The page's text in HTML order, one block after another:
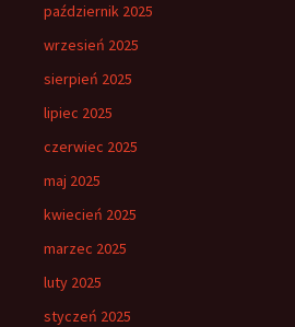
październik 2025
wrzesień 2025
sierpień 2025
lipiec 2025
czerwiec 2025
maj 2025
kwiecień 2025
marzec 2025
luty 2025
styczeń 2025